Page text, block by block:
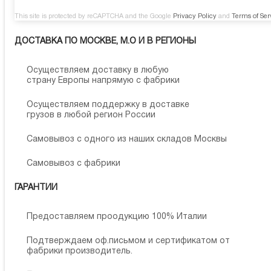
This site is protected by reCAPTCHA and the Google Privacy Policy and Terms of
ДОСТАВКА ПО МОСКВЕ, М.О И В РЕГИОНЫ
Осуществляем доставку в любую
страну Европы напрямую с фабрики
Осуществляем поддержку в доставке
грузов в любой регион России
Самовывоз с одного из наших складов Москвы
Самовывоз с фабрики
ГАРАНТИИ
Предоставляем проодукцию 100% Италии
Подтверждаем оф.письмом и сертификатом от
фабрики производитель.